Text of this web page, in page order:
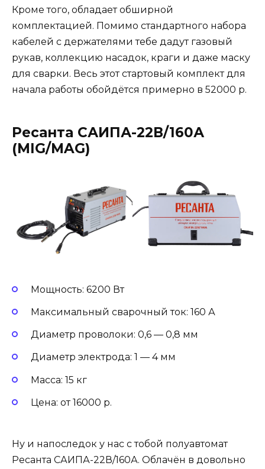
Кроме того, обладает обширной
комплектацией. Помимо стандартного набора
кабелей с держателями тебе дадут газовый
рукав, коллекцию насадок, краги и даже маску
для сварки. Весь этот стартовый комплект для
начала работы обойдётся примерно в 52000 р.
Ресанта САИПА-22В/160А
(MIG/MAG)
Мощность: 6200 Вт
Максимальный сварочный ток: 160 А
Диаметр проволоки: 0,6 — 0,8 мм
Диаметр электрода: 1 — 4 мм
Масса: 15 кг
Цена: от 16000 р.
Ну и напоследок у нас с тобой полуавтомат
Ресанта САИПА-22В/160А. Облачён в довольно